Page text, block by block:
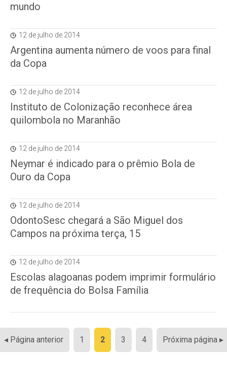
mundo
12 de julho de 2014
Argentina aumenta número de voos para final
da Copa
12 de julho de 2014
Instituto de Colonização reconhece área
quilombola no Maranhão
12 de julho de 2014
Neymar é indicado para o prêmio Bola de
Ouro da Copa
12 de julho de 2014
OdontoSesc chegará a São Miguel dos
Campos na próxima terça, 15
12 de julho de 2014
Escolas alagoanas podem imprimir formulário
de frequência do Bolsa Família
Paginação
de
◂ Página anterior 1 2 3 4 Próxima página ▸